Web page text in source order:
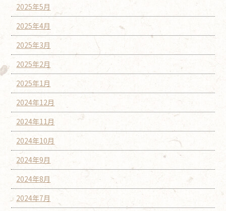
2025年5月
2025年4月
2025年3月
2025年2月
2025年1月
2024年12月
2024年11月
2024年10月
2024年9月
2024年8月
2024年7月